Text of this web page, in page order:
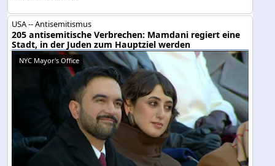
USA -- Antisemitismus
205 antisemitische Verbrechen: Mamdani regiert eine
Stadt, in der Juden zum Hauptziel werden
NYC Mayor's Office